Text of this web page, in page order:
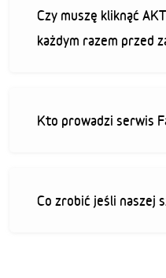
Czy muszę kliknąć
każdym razem przed
Kto prowadzi serwis
Co zrobić jeśli naszej